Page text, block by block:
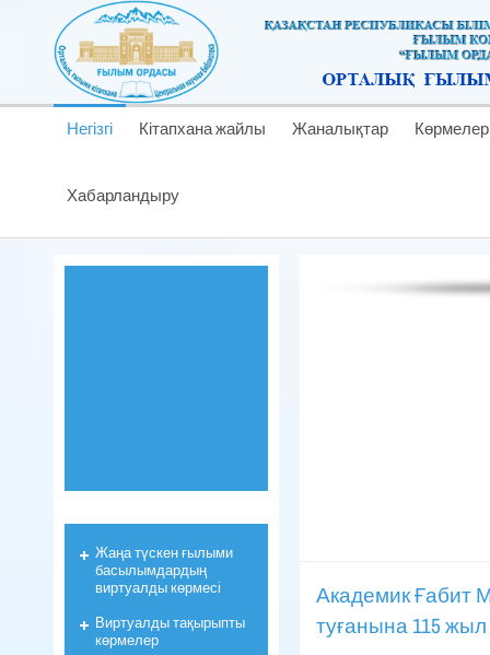
Негізгі Кітапхана жайлы Жаналықтар Көрмелер
Хабарландыру
Академик Ғабит
туғанына 115 жыл
Жаңа түскен ғылыми
басылымдардың
виртуалды көрмесі
Виртуалды тақырыпты
көрмелер